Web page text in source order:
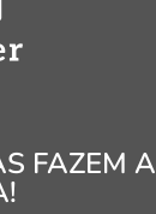
FAZEM A